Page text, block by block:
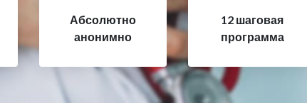
Абсолютно
анонимно
12 шаговая
программа